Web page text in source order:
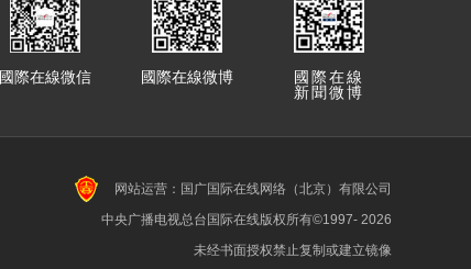
國際在線
新聞微博
國際在線微博
國際在線微信
网站运营：国广国际在线网络（北京）有限公司
中央广播电视总台国际在线版权所有©1997- 2026
未经书面授权禁止复制或建立镜像